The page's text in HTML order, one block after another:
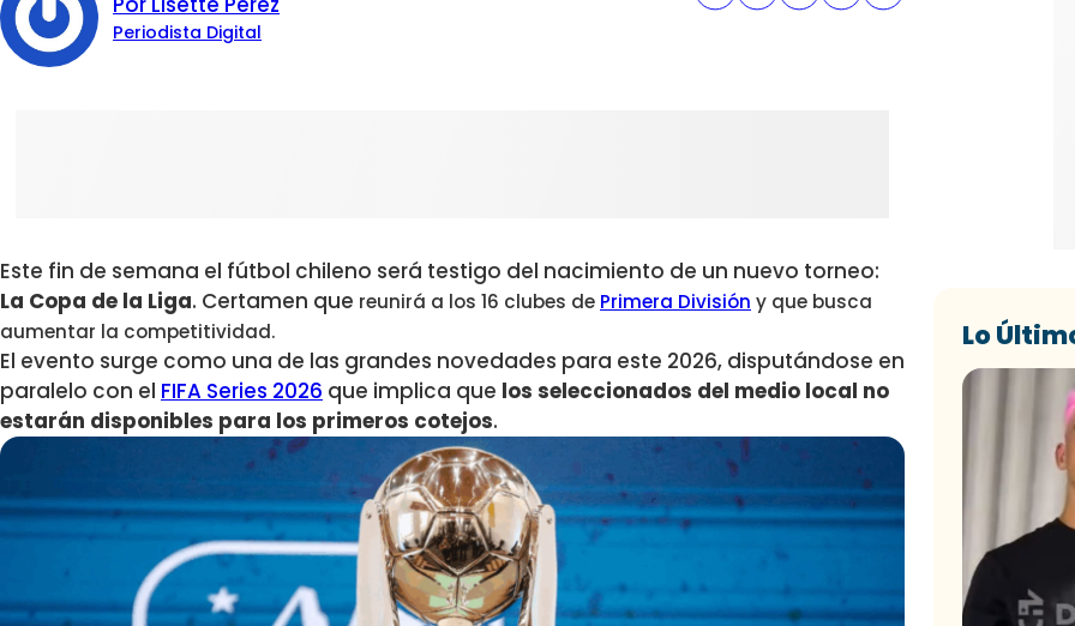
Periodista Digital
Este fin de semana el fútbol chileno será testigo del nacimiento de un nuevo torneo:
La Copa de la Liga. Certamen que reunirá a los 16 clubes de Primera División y que busca
aumentar la competitividad.
El evento surge como una de las grandes novedades para este 2026, disputándose en
paralelo con el FIFA Series 2026 que implica que los seleccionados del medio local no
estarán disponibles para los primeros cotejos.
Lo